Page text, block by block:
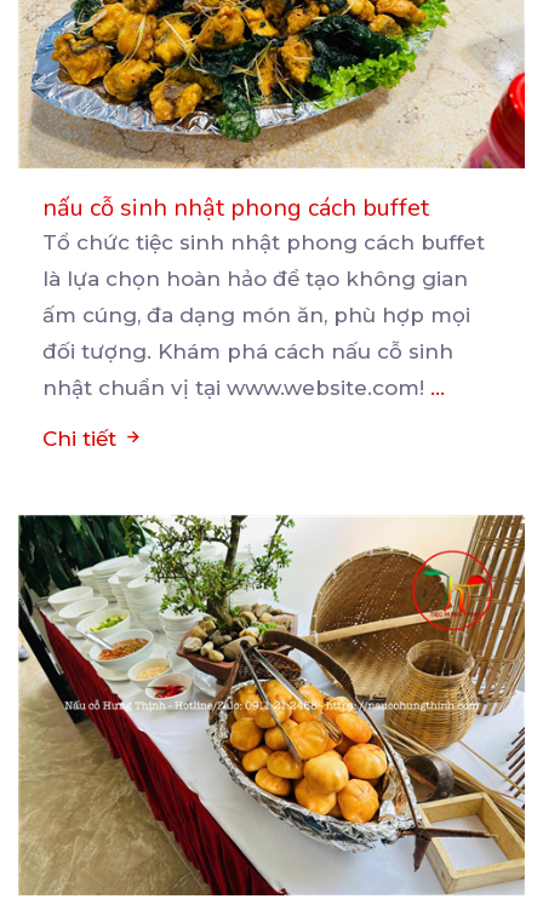
nấu cỗ sinh nhật phong cách buffet
Tổ chức tiệc sinh nhật phong cách buffet
là lựa chọn hoàn hảo để tạo không gian
ấm cúng, đa dạng món ăn, phù hợp mọi
đối tượng. Khám phá cách nấu cỗ sinh
nhật chuẩn vị tại www.website.com! ...
Chi tiết